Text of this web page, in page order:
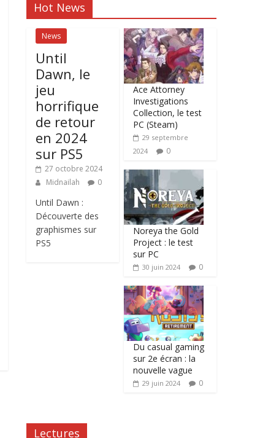
Hot News
News
Until
Dawn, le
jeu
horrifique
de retour
en 2024
sur PS5
27 octobre 2024
Midnailah
0
Until Dawn :
Découverte des
graphismes sur
PS5
Ace Attorney
Investigations
Collection, le test
PC (Steam)
29 septembre
2024
0
Noreya the Gold
Project : le test
sur PC
30 juin 2024 0
Du casual gaming
sur 2e écran : la
nouvelle vague
29 juin 2024 0
Lectures